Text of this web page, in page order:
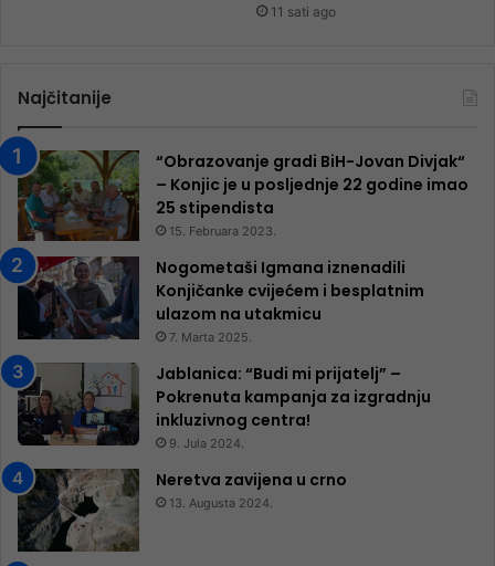
11 sati ago
Najčitanije
“Obrazovanje gradi BiH-Jovan Divjak“
– Konjic je u posljednje 22 godine imao
25 ​​stipendista
15. Februara 2023.
Nogometaši Igmana iznenadili
Konjičanke cvijećem i besplatnim
ulazom na utakmicu
7. Marta 2025.
Jablanica: “Budi mi prijatelj” –
Pokrenuta kampanja za izgradnju
inkluzivnog centra!
9. Jula 2024.
Neretva zavijena u crno
13. Augusta 2024.